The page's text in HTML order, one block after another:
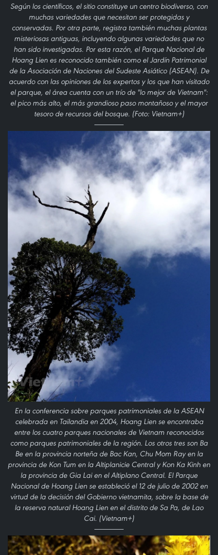
Según los científicos, el sitio constituye un centro biodiverso, con
muchas variedades que necesitan ser protegidas y
conservadas. Por otra parte, registra también muchas plantas
misteriosas antiguas, incluyendo algunas variedades que no
han sido investigadas. Por esta razón, el Parque Nacional de
Hoang Lien es reconocido también como el Jardín Patrimonial
de la Asociación de Naciones del Sudeste Asiático (ASEAN). De
acuerdo con las opiniones de los expertos y los que han visitado
el parque, el área cuenta con un trío de "lo mejor de Vietnam":
el pico más alto, el más grandioso paso montañoso y el mayor
tesoro de recursos del bosque. (Foto: Vietnam+)
En la conferencia sobre parques patrimoniales de la ASEAN
celebrada en Tailandia en 2004, Hoang Lien se encontraba
entre los cuatro parques nacionales de Vietnam reconocidos
como parques patrimoniales de la región. Los otros tres son Ba
Be en la provincia norteña de Bac Kan, Chu Mom Ray en la
provincia de Kon Tum en la Altiplanicie Central y Kon Ka Kinh en
la provincia de Gia Lai en el Altiplano Central. El Parque
Nacional de Hoang Lien se estableció el 12 de julio de 2002 en
virtud de la decisión del Gobierno vietnamita, sobre la base de
la reserva natural Hoang Lien en el distrito de Sa Pa, de Lao
Cai. (Vietnam+)